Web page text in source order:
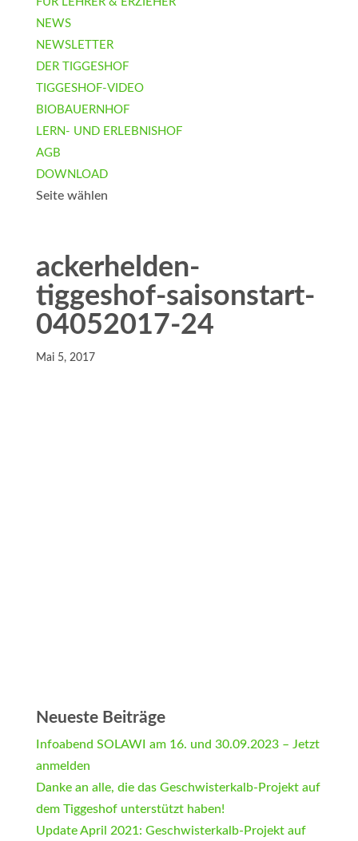
NEWS
NEWSLETTER
DER TIGGESHOF
TIGGESHOF-VIDEO
BIOBAUERNHOF
LERN- UND ERLEBNISHOF
AGB
DOWNLOAD
Seite wählen
ackerhelden-
tiggeshof-saisonstart-
04052017-24
Mai 5, 2017
Neueste Beiträge
Infoabend SOLAWI am 16. und 30.09.2023 – Jetzt
anmelden
Danke an alle, die das Geschwisterkalb-Projekt auf
dem Tiggeshof unterstützt haben!
Update April 2021: Geschwisterkalb-Projekt auf